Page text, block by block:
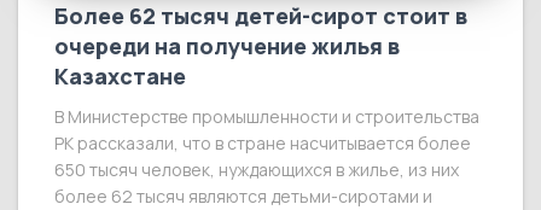
Более 62 тысяч детей-сирот стоит в
очереди на получение жилья в
Казахстане
В Министерстве промышленности и строительства
РК рассказали, что в стране насчитывается более
650 тысяч человек, нуждающихся в жилье, из них
более 62 тысяч являются детьми-сиротами и